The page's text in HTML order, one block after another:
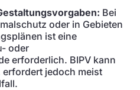
Bei
oder in Gebieten
ist eine
oder
erforderlich. BIPV kann
jedoch meist